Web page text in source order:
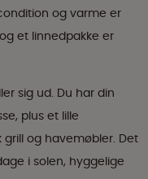
og varme er
et linnedpakke er
sig ud. Du har din
plus et lille
og havemøbler. Det
i solen, hyggelige